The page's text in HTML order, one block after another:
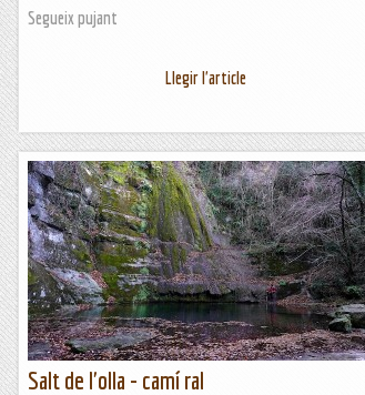
Segueix pujant
Llegir l'article
Salt de l'olla - camí ral